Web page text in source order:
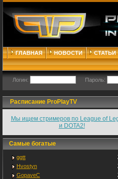
ГЛАВНАЯ НОВОСТИ СТАТЬИ
Логин: Пароль:
Расписание ProPlayTV
Мы ищем стримеров по League of
и DOTA2!
Самые богатые
ggtt
Hvostyn
GopaveC